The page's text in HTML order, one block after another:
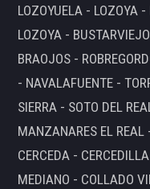
LOZOYUELA - LOZOYA
LOZOYA -
BRAOJOS -
- NAVALAFUENTE -
SIERRA - SOTO DEL
MANZANARES EL REAL
CERCEDA -
MEDIANO - COLLADO